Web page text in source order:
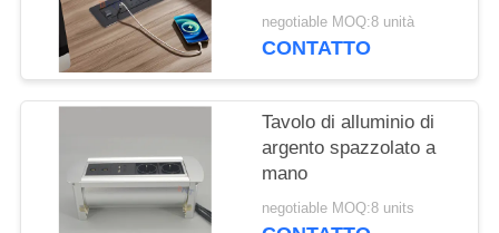
Electric Flip Socket
con 2 prese di corrente
negotiable MOQ:8 unità
CONTATTO
Tavolo di alluminio di
argento spazzolato a
mano
negotiable MOQ:8 units